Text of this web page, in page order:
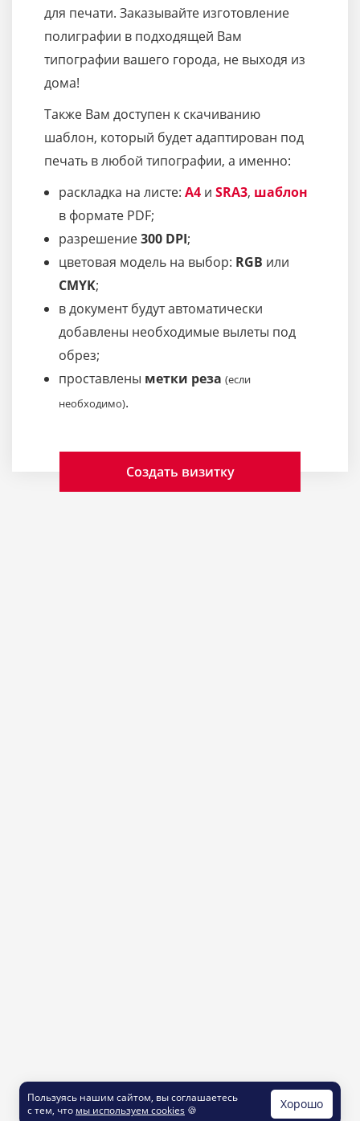
для печати. Заказывайте изготовление
полиграфии в подходящей Вам
типографии вашего города, не выходя из
дома!
Также Вам доступен к скачиванию
шаблон, который будет адаптирован под
печать в любой типографии, а именно:
раскладка на листе: A4 и SRA3, шаблон
в формате PDF;
разрешение300 DPI;
цветовая модель на выбор: RGB или
CMYK;
в документ будут автоматически
добавлены необходимые вылеты под
обрез;
проставлены метки реза (если
необходимо).
Создать визитку
Пользуясь нашим сайтом, вы соглашаетесь
с тем, что мы используем cookies 🍪 Хорошо